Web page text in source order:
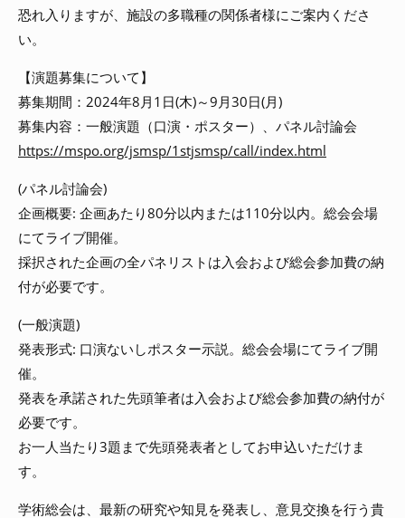
恐れ入りますが、施設の多職種の関係者様にご案内くださ
い。
【演題募集について】
募集期間：2024年8月1日(木)～9月30日(月)
募集内容：一般演題（口演・ポスター）、パネル討論会
https://mspo.org/jsmsp/1stjsmsp/call/index.html
(パネル討論会)
企画概要: 企画あたり80分以内または110分以内。総会会場
にてライブ開催。
採択された企画の全パネリストは入会および総会参加費の納
付が必要です。
(一般演題)
発表形式: 口演ないしポスター示説。総会会場にてライブ開
催。
発表を承諾された先頭筆者は入会および総会参加費の納付が
必要です。
お一人当たり3題まで先頭発表者としてお申込いただけま
す。
学術総会は、最新の研究や知見を発表し、意見交換を行う貴